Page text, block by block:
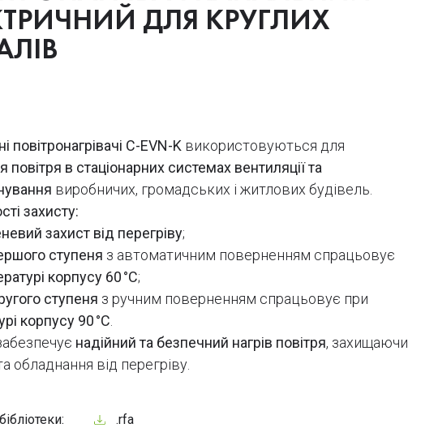
ДЛЯ КРУГЛИХ
повітронагрівачі C-EVN-K використовуються для
повітря в стаціонарних системах вентиляції та
виробничих, громадських і житлових будівель.
захисту:
захист від перегріву;
ступеня з автоматичним поверненням спрацьовує
корпусу 60 °C;
ступеня з ручним поверненням спрацьовує при
корпусу 90 °C
надійний та безпечний нагрів повітря, захищаючи
обладнання від перегріву.
.rfa